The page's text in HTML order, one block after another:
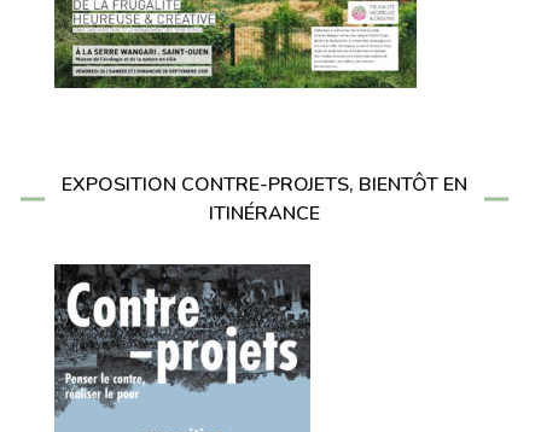
EXPOSITION CONTRE-PROJETS, BIENTÔT EN
ITINÉRANCE